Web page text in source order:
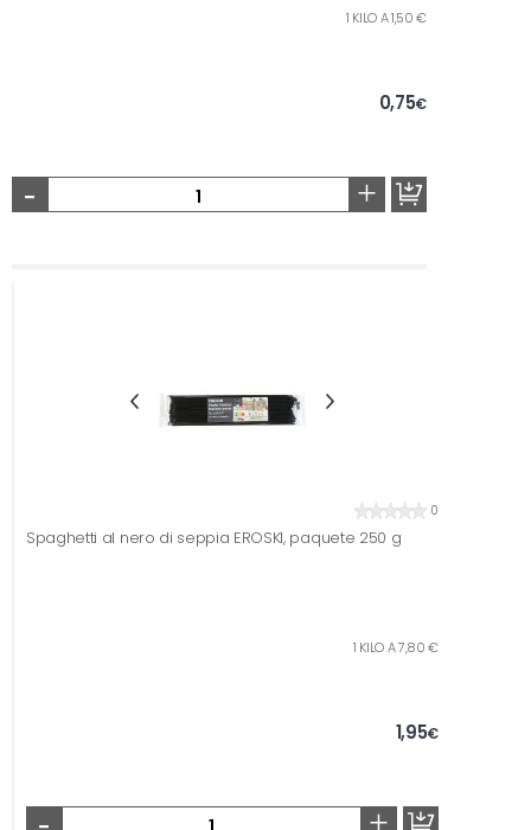
1 KILO A 1,50 €
0,75€
- +
0
Spaghetti al nero di seppia EROSKI, paquete 250 g
1 KILO A 7,80 €
1,95€